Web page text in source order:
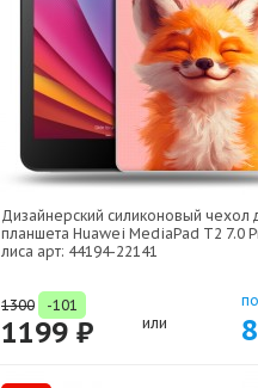
Дизайнерский силиконовый чехол
планшета Huawei MediaPad T2 7.0
лиса арт: 44194-22141
1300 -101
1199 ₽ или